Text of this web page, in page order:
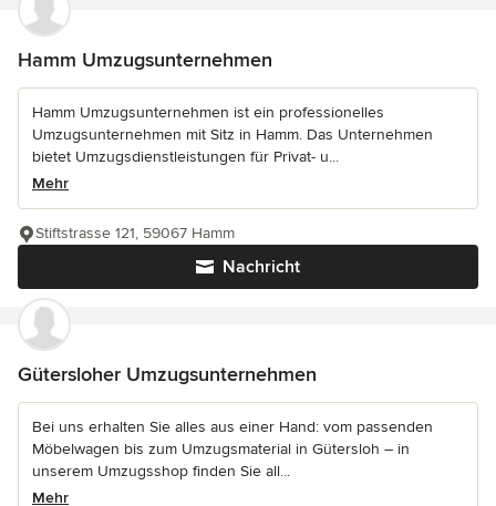
Hamm Umzugsunternehmen
Hamm Umzugsunternehmen ist ein professionelles
Umzugsunternehmen mit Sitz in Hamm. Das Unternehmen
bietet Umzugsdienstleistungen für Privat- u...
Mehr
Nachricht
Stiftstrasse 121, 59067 Hamm
Gütersloher Umzugsunternehmen
Bei uns erhalten Sie alles aus einer Hand: vom passenden
Möbelwagen bis zum Umzugsmaterial in Gütersloh – in
unserem Umzugsshop finden Sie all...
Mehr